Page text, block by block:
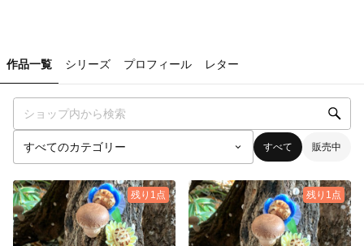
作品一覧 シリーズ プロフィール レター
すべて 販売中
残り1点 残り1点